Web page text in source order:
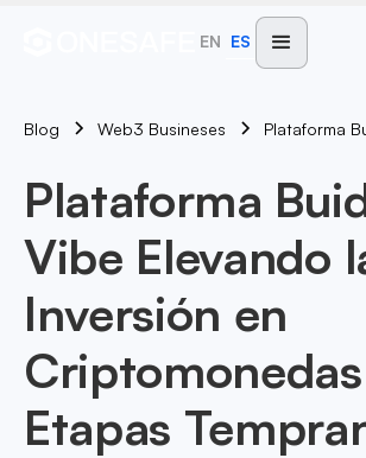
EN ES
Blog Web3 Busineses
Plataforma
Vibe Elevando
Inversión en
Etapas